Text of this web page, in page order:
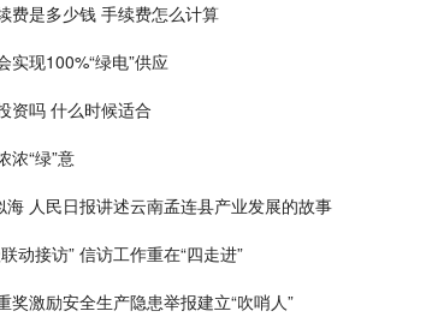
费是多少钱 手续费怎么计算
实现100%“绿电”供应
资吗 什么时候适合
浓“绿”意
海 人民日报讲述云南孟连县产业发展的故事
动接访” 信访工作重在“四走进”
奖激励安全生产隐患举报建立“吹哨人”